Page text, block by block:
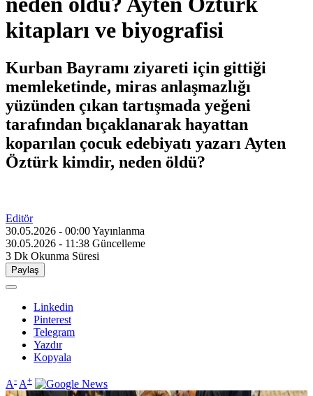
kitapları ve biyografisi
Kurban Bayramı ziyareti için gittiği
memleketinde, miras anlaşmazlığı
yüzünden çıkan tartışmada yeğeni
tarafından bıçaklanarak hayattan
koparılan çocuk edebiyatı yazarı Ayten
Öztürk kimdir, neden öldü?
Editör
30.05.2026 - 00:00Yayınlanma
30.05.2026 - 11:38 Güncelleme
3 Dk Okunma Süresi
Paylaş
Linkedin
Pinterest
Telegram
Yazdır
Kopyala
A- A+